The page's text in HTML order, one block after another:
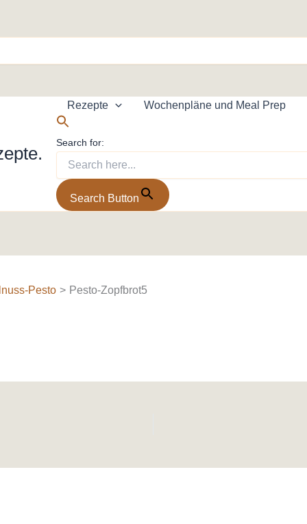
Rezepte Wochenpläne und Meal Prep
Search for:
Search Button
Pesto Pesto-Zopfbrot5